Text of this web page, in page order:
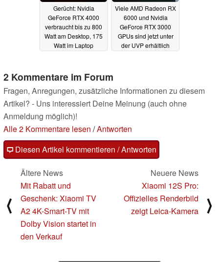
Gerücht: Nvidia
GeForce RTX 4000
verbraucht bis zu 800
Watt am Desktop, 175
Watt im Laptop
Viele AMD Radeon RX
6000 und Nvidia
GeForce RTX 3000
GPUs sind jetzt unter
der UVP erhältlich
2 Kommentare im Forum
Fragen, Anregungen, zusätzliche Informationen zu diesem
Artikel? - Uns interessiert Deine Meinung (auch ohne
Anmeldung möglich)!
Alle 2 Kommentare lesen /Antworten
Diesen Artikel kommentieren / Antworten
⟨
Ältere News
Mit Rabatt und
Geschenk: Xiaomi TV
A2 4K-Smart-TV mit
Dolby Vision startet in
den Verkauf
Neuere News
Xiaomi 12S Pro:
Offizielles Renderbild
zeigt Leica-Kamera
⟩